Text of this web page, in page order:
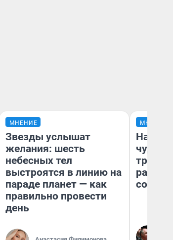
МНЕНИЕ
Звезды услышат
желания: шесть
небесных тел
выстроятся в линию на
параде планет — как
правильно провести
день
МНЕНИЕ
чудом